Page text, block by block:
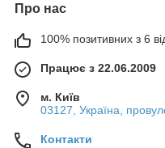
Про нас
100% позитивних з 6
Працює з 22.06.2009
м. Київ
03127, Україна,
Контакти